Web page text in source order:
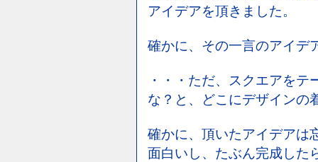
アイデアを頂きました。
確かに、その一言のアイデ
・・・ただ、スクエアを
な？と、どこにデザインの
確かに、頂いたアイデアは
面白いし、たぶん完成した